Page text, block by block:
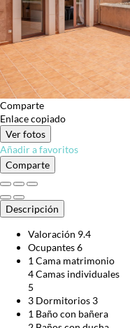
Comparte
Enlace copiado
Ver fotos
Añadir a favoritos
Comparte
Descripción
Valoración 9.4
Ocupantes6
1 Cama matrimonio
4 Camas individuales
5
3 Dormitorios 3
1 Baño con bañera